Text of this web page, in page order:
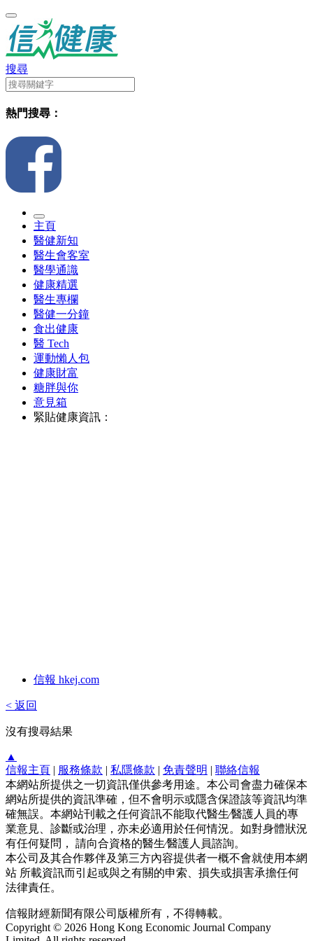
搜尋
熱門搜尋：
主頁
醫健新知
醫生會客室
醫學通識
健康精選
醫生專欄
醫健一分鐘
食出健康
醫 Tech
運動懶人包
健康財富
糖胖與你
意見箱
緊貼健康資訊：
信報 hkej.com
< 返回
沒有搜尋結果
▲
信報主頁 | 服務條款 | 私隱條款 | 免責聲明 | 聯絡信報
本網站所提供之一切資訊僅供參考用途。本公司會盡力確保本
網站所提供的資訊準確，但不會明示或隱含保證該等資訊均準
確無誤。本網站刊載之任何資訊不能取代醫生∕醫護人員的專
業意見、診斷或治理，亦未必適用於任何情況。如對身體狀況
有任何疑問， 請向合資格的醫生∕醫護人員諮詢。
本公司及其合作夥伴及第三方內容提供者一概不會就使用本網
站 所載資訊而引起或與之有關的申索、損失或損害承擔任何
法律責任。
信報財經新聞有限公司版權所有，不得轉載。
Copyright © 2026 Hong Kong Economic Journal Company